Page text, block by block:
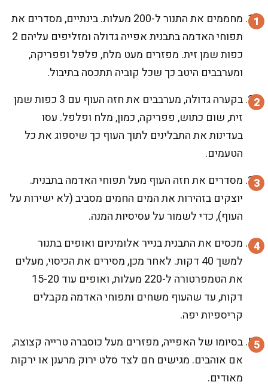
מחממים את התנור ל-200 מעלות. בינתיים, מסדרים את
תפוחי האדמה בתבנית אפייה גדולה ומזליפים עליהם 2
כפות שמן זית. מפזרים מעט מלח, פלפל ופפריקה,
ומערבבים היטב כך שכל קוביה תתכסה בתיבול.
בקערה גדולה, מערבבים את חזה העוף עם 3 כפות שמן
זית, שום כתוש, פפריקה, כמון, מלח ופלפל. עסו
בעדינות את התבלינים לתוך העוף כך שיספוג את כל
הטעמים.
מסדרים את חזה העוף מעל תפוחי האדמה בתבנית.
יוצקים בזהירות את המים החמים מסביב (לא ישירות על
העוף), כדי לשמור על עסיסיות המנה.
מכסים את התבנית בנייר אלומיניום ואופים בתנור
למשך 40 דקות. לאחר מכן, מסירים את הכיסוי, מעלים
את הטמפרטורה ל-220 מעלות, ואופים עוד 15-20
דקות, עד שהעוף משחים ותפוחי האדמה מקבלים
קריספיות יפה.
בסיומו של האפייה, מפזרים מעל כוסברה טרייה קצוצה,
אם אוהבים. מגישים חם לצד סלט ירוק מרענן או ירקות
מאודים.